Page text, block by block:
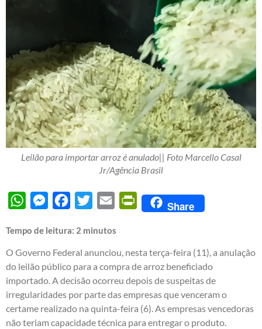
Leilão para importar arroz é anulado|| Foto Marcello Casal
Jr/Agência Brasil
WhatsAppMessengerFacebook
Twitter Email PrintFriendly
Share
Tempo de leitura: 2 minutos
O Governo Federal anunciou, nesta terça-feira (11), a anulação
do leilão público para a compra de arroz beneficiado
importado. A decisão ocorreu depois de suspeitas de
irregularidades por parte das empresas que venceram o
certame realizado na quinta-feira (6). As empresas vencedoras
não teriam capacidade técnica para entregar o produto.